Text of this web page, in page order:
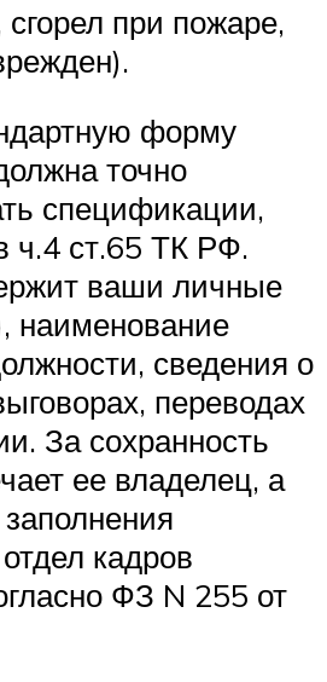
при пожаре,
форму
точно
спецификации,
ч.4 ст.65 ТК РФ.
ваши личные
сведения о
переводах
За сохранность
ее владелец, а
кадров
ФЗ N 255 от